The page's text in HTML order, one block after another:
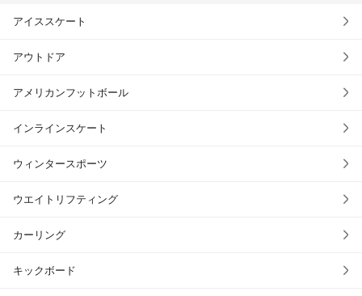
アイススケート
アウトドア
アメリカンフットボール
インラインスケート
ウィンタースポーツ
ウエイトリフティング
カーリング
キックボード